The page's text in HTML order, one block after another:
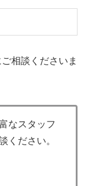
相談くださいま
なスタッフ
ください。